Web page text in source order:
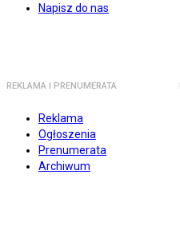
Napisz do nas
REKLAMA I PRENUMERATA
Reklama
Ogłoszenia
Prenumerata
Archiwum